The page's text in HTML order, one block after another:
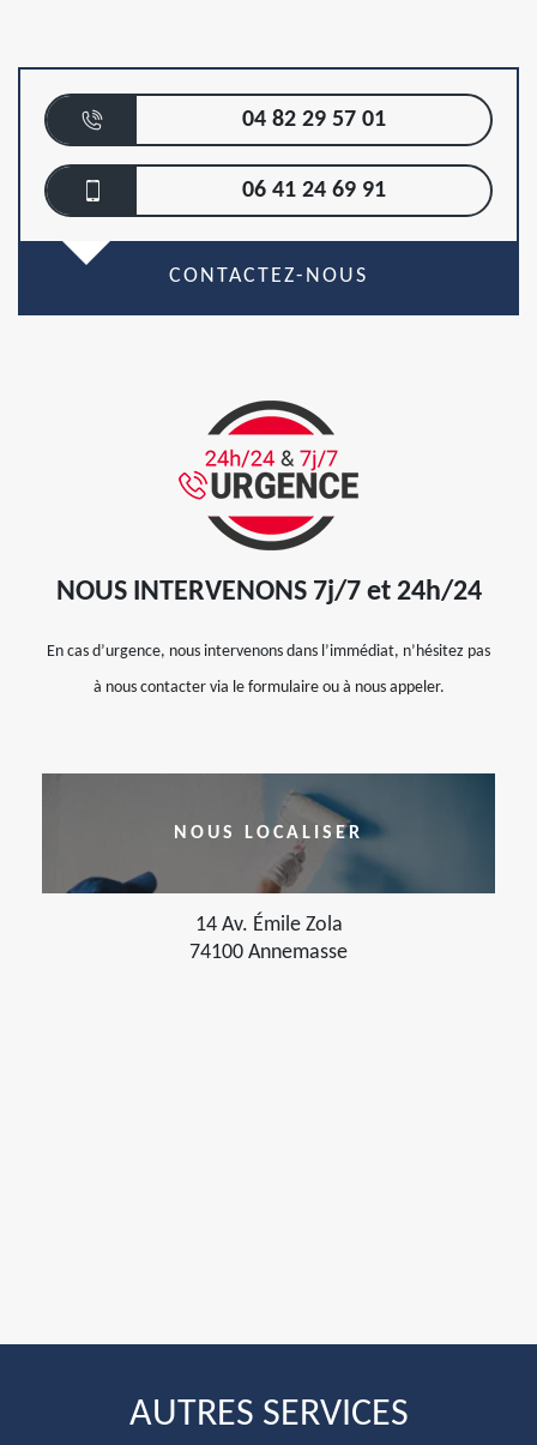
04 82 29 57 01
06 41 24 69 91
CONTACTEZ-NOUS
NOUS INTERVENONS 7j/7 et 24h/24
En cas d’urgence, nous intervenons dans l’immédiat, n’hésitez pas
à nous contacter via le formulaire ou à nous appeler.
NOUS LOCALISER
14 Av. Émile Zola
74100 Annemasse
AUTRES SERVICES